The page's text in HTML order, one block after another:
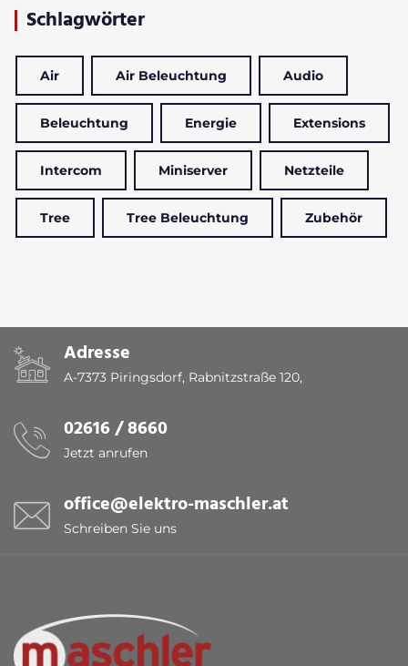
Schlagwörter
Air Air Beleuchtung Audio
Beleuchtung Energie Extensions
Intercom Miniserver Netzteile
Tree Tree Beleuchtung Zubehör
Adresse
A-7373 Piringsdorf, Rabnitzstraße 120,
02616 / 8660
Jetzt anrufen
office@elektro-maschler.at
Schreiben Sie uns